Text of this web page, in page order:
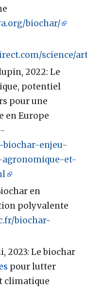
biochar/
science/
2022: Le
potentiel
pour une
en Europe
biochar-enjeu-
et-
en
polyvalente
biochar-
2023: Le biochar
pour lutter
climatique